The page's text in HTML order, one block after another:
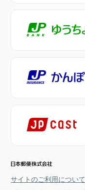
サイトのご利用について